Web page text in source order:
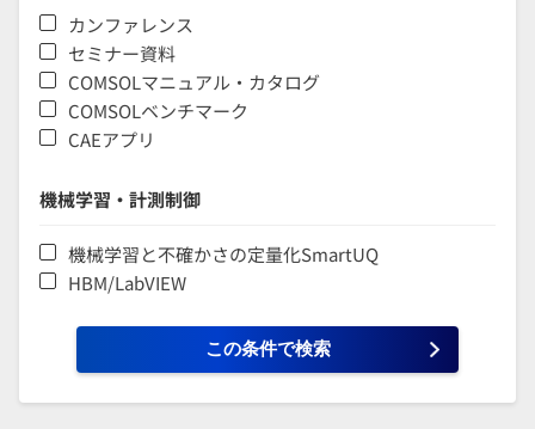
カンファレンス
セミナー資料
COMSOLマニュアル・カタログ
COMSOLベンチマーク
CAEアプリ
機械学習・計測制御
機械学習と不確かさの定量化SmartUQ
HBM/LabVIEW